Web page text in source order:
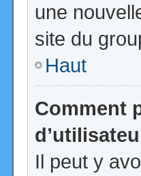
une
site du
Haut
Comment
Il peut y